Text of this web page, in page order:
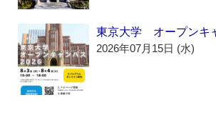
東京大学 オープンキ
2026年07月15日 (水)